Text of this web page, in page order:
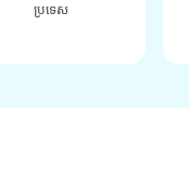
ប្រទេស